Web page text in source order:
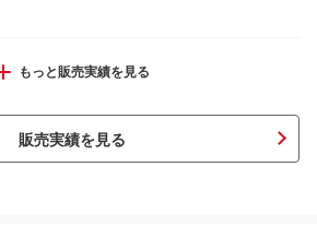
ノート ｅ－パワー Ｘ
もっと販売実績を見る
販売実績を見る